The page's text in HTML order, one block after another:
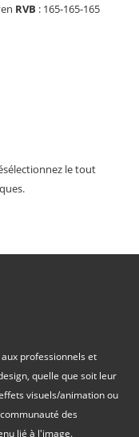
RVB : 165-165-165
le tout
professionnels et
quelle que soit leur
visuels/animation ou
des
lié à l'image.